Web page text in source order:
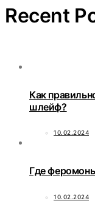
Recent
Как
шлейф?
10.02.2024
Где
10.02.2024